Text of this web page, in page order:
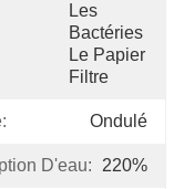
Les
Bactéries
Le Papier
Filtre
Ondulé
D'eau: 220%